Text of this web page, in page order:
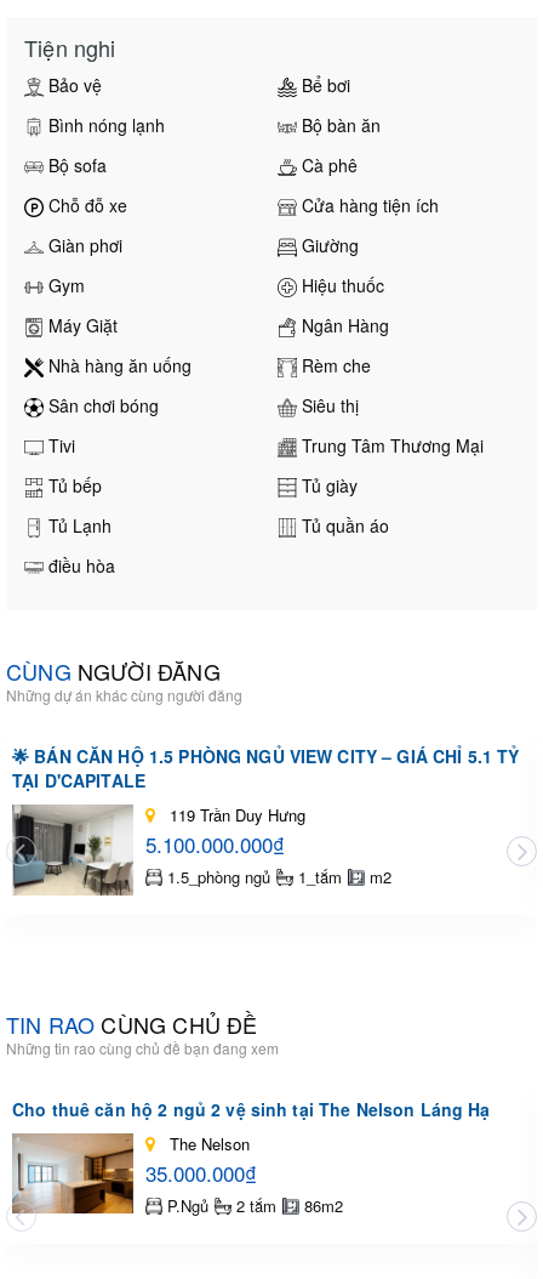
Tiện nghi
Bảo vệ
Bể bơi
Bình nóng lạnh
Bộ bàn ăn
Bộ sofa
Cà phê
Chỗ đỗ xe
Cửa hàng tiện ích
Giàn phơi
Giường
Gym
Hiệu thuốc
Máy Giặt
Ngân Hàng
Nhà hàng ăn uống
Rèm che
Sân chơi bóng
Siêu thị
Tivi
Trung Tâm Thương Mại
Tủ bếp
Tủ giày
Tủ Lạnh
Tủ quần áo
điều hòa
CÙNG NGƯỜI ĐĂNG
Những dự án khác cùng người đăng
🌟 BÁN CĂN HỘ 1.5 PHÒNG NGỦ VIEW CITY – GIÁ CHỈ 5.1 TỶ
TẠI D'CAPITALE
119 Trần Duy Hưng
5.100.000.000₫
1.5_phòng ngủ 1_tắm m2
TIN RAOCÙNG CHỦ ĐỀ
Những tin rao cùng chủ đề bạn đang xem
Cho thuê căn hộ 2 ngủ 2 vệ sinh tại The Nelson Láng Hạ
The Nelson
35.000.000₫
P.Ngủ 2 tắm 86m2